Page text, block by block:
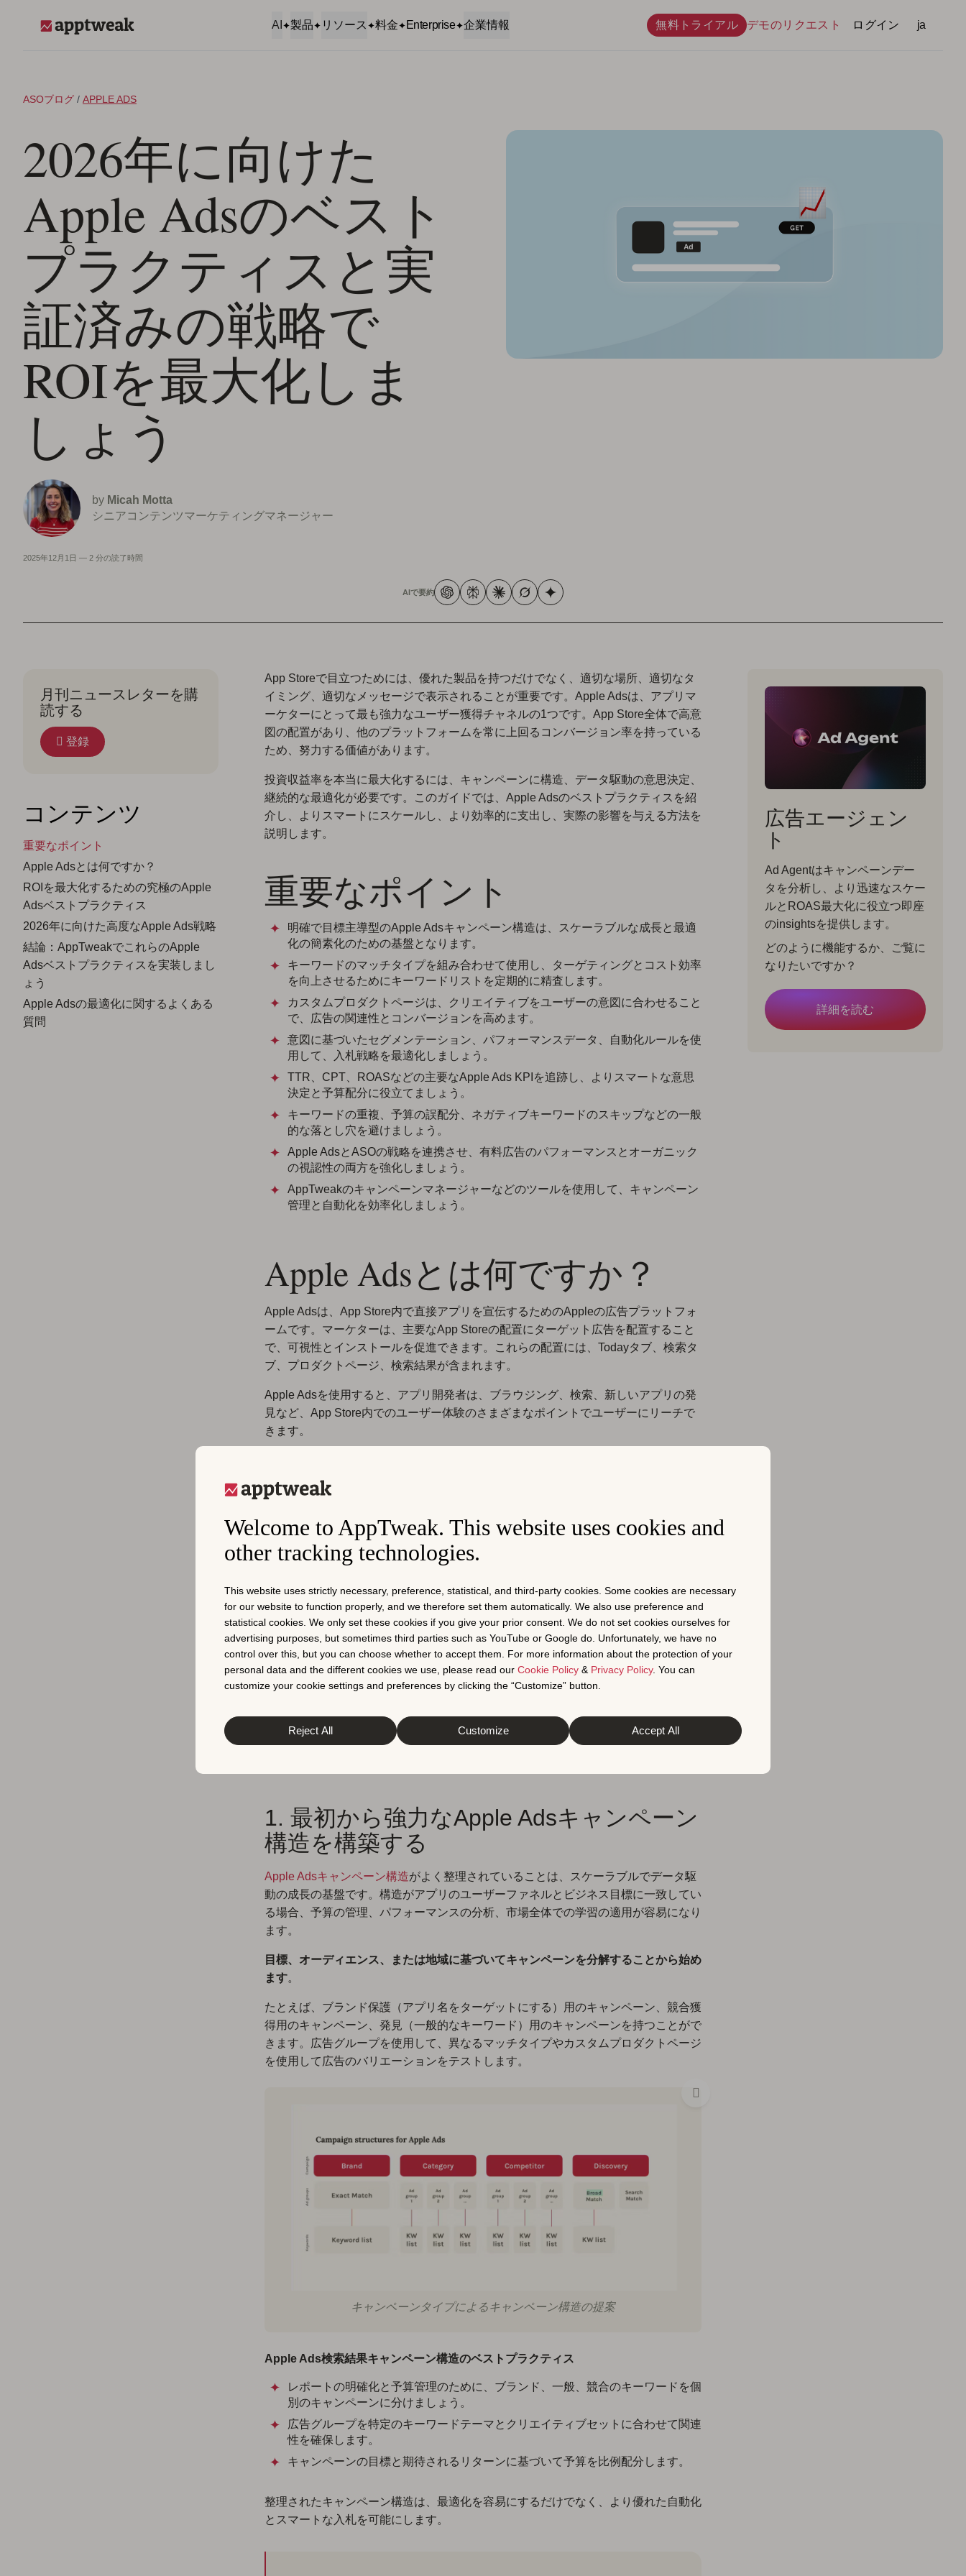
Welcome to AppTweak. This website uses cookies and
other tracking technologies.
This website uses strictly necessary, preference, statistical, and third-party cookies. Some cookies are necessary
for our website to function properly, and we therefore set them automatically. We also use preference and
statistical cookies. We only set these cookies if you give your prior consent. We do not set cookies ourselves for
advertising purposes, but sometimes third parties such as YouTube or Google do. Unfortunately, we have no
control over this, but you can choose whether to accept them. For more information about the protection of your
personal data and the different cookies we use, please read our Cookie Policy & Privacy Policy. You can
customize your cookie settings and preferences by clicking the “Customize” button.
Reject All Customize Accept All
AI 製品 リソース 料金 Enterprise 企業情報 無料トライアル デモのリクエスト ログイン 言語
ja
ASOブログ / APPLE ADS
2026年に向けた
Apple Adsのベスト
プラクティスと実
証済みの戦略で
ROIを最大化しま
しょう
by Micah Motta
シニアコンテンツマーケティングマネージャー
2025年12月1日 — 2 分の読了時間
AIで要約
月刊ニュースレターを購
読する
登録
コンテンツ
重要なポイント
Apple Adsとは何ですか？
ROIを最大化するための究極のApple
Adsベストプラクティス
2026年に向けた高度なApple Ads戦略
結論：AppTweakでこれらのApple
Adsベストプラクティスを実装しまし
ょう
Apple Adsの最適化に関するよくある
質問
App Storeで目立つためには、優れた製品を持つだけでなく、適切な場所、適切なタ
イミング、適切なメッセージで表示されることが重要です。Apple Adsは、アプリマ
ーケターにとって最も強力なユーザー獲得チャネルの1つです。App Store全体で高意
図の配置があり、他のプラットフォームを常に上回るコンバージョン率を持っている
ため、努力する価値があります。
投資収益率を本当に最大化するには、キャンペーンに構造、データ駆動の意思決定、
継続的な最適化が必要です。このガイドでは、Apple Adsのベストプラクティスを紹
介し、よりスマートにスケールし、より効率的に支出し、実際の影響を与える方法を
説明します。
重要なポイント
明確で目標主導型のApple Adsキャンペーン構造は、スケーラブルな成長と最適
化の簡素化のための基盤となります。
キーワードのマッチタイプを組み合わせて使用し、ターゲティングとコスト効率
を向上させるためにキーワードリストを定期的に精査します。
カスタムプロダクトページは、クリエイティブをユーザーの意図に合わせること
で、広告の関連性とコンバージョンを高めます。
意図に基づいたセグメンテーション、パフォーマンスデータ、自動化ルールを使
用して、入札戦略を最適化しましょう。
TTR、CPT、ROASなどの主要なApple Ads KPIを追跡し、よりスマートな意思
決定と予算配分に役立てましょう。
キーワードの重複、予算の誤配分、ネガティブキーワードのスキップなどの一般
的な落とし穴を避けましょう。
Apple AdsとASOの戦略を連携させ、有料広告のパフォーマンスとオーガニック
の視認性の両方を強化しましょう。
AppTweakのキャンペーンマネージャーなどのツールを使用して、キャンペーン
管理と自動化を効率化しましょう。
Apple Adsとは何ですか？
Apple Adsは、App Store内で直接アプリを宣伝するためのAppleの広告プラットフォ
ームです。マーケターは、主要なApp Storeの配置にターゲット広告を配置すること
で、可視性とインストールを促進できます。これらの配置には、Todayタブ、検索タ
ブ、プロダクトページ、検索結果が含まれます。
Apple Adsを使用すると、アプリ開発者は、ブラウジング、検索、新しいアプリの発
見など、App Store内でのユーザー体験のさまざまなポイントでユーザーにリーチで
きます。
Advanced（キーワード、クリエイティブ、入札を完全に制御する手動設定）を通じ
て作成できます。
ユーザーのコンテキストに合わせた配置と、タップスルー率、タップ単価、コンバー
ジョン率などのパフォーマンス指標により、Apple AdsはマーケターにApp Storeでの
アプリ成長を拡大するための測定可能な手段を提供します。
ROIを最大化するための究
極のApple Adsベストプラク
ティス
では、Apple Adsキャンペーンを成功させる準備はできましたか？これらのトップ10
1. 最初から強力なApple Adsキャンペーン
構造を構築する
Apple Adsキャンペーン構造がよく整理されていることは、スケーラブルでデータ駆
動の成長の基盤です。構造がアプリのユーザーファネルとビジネス目標に一致してい
る場合、予算の管理、パフォーマンスの分析、市場全体での学習の適用が容易になり
ます。
目標、オーディエンス、または地域に基づいてキャンペーンを分解することから始め
ます。
たとえば、ブランド保護（アプリ名をターゲットにする）用のキャンペーン、競合獲
得用のキャンペーン、発見（一般的なキーワード）用のキャンペーンを持つことがで
きます。広告グループを使用して、異なるマッチタイプやカスタムプロダクトページ
を使用して広告のバリエーションをテストします。
キャンペーンタイプによるキャンペーン構造の提案
Apple Ads検索結果キャンペーン構造のベストプラクティス
レポートの明確化と予算管理のために、ブランド、一般、競合のキーワードを個
別のキャンペーンに分けましょう。
広告グループを特定のキーワードテーマとクリエイティブセットに合わせて関連
性を確保します。
キャンペーンの目標と期待されるリターンに基づいて予算を比例配分します。
整理されたキャンペーン構造は、最適化を容易にするだけでなく、より優れた自動化
とスマートな入札を可能にします。
広告エージェン
ト
Ad Agentはキャンペーンデー
タを分析し、より迅速なスケー
ルとROAS最大化に役立つ即座
のinsightsを提供します。
どのように機能するか、ご覧に
なりたいですか？
詳細を読む